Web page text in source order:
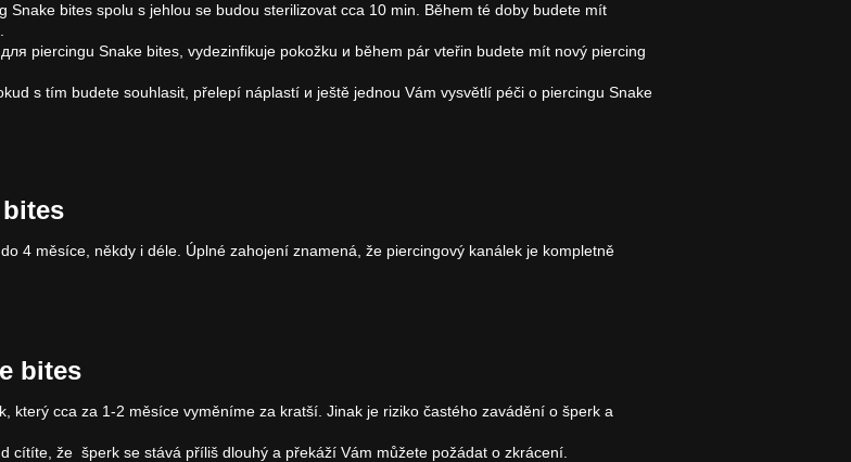
bites spolu s jehlou se budou sterilizovat cca 10 min. Během té doby budete mít
piercingu Snake bites, vydezinfikuje pokožku и během pár vteřin budete mít nový piercing
s tím budete souhlasit, přelepí náplastí и ještě jednou Vám vysvětlí péči о piercingu Snake
4 měsíce, někdy i déle. Úplné zahojení znamená, že piercingový kanálek je kompletně
bites
který cca za 1-2 měsíce vyměníme za kratší. Jinak je riziko častého zavádění o šperk a
cítíte, že šperk se stává příliš dlouhý a překáží Vám můžete požádat o zkrácení.